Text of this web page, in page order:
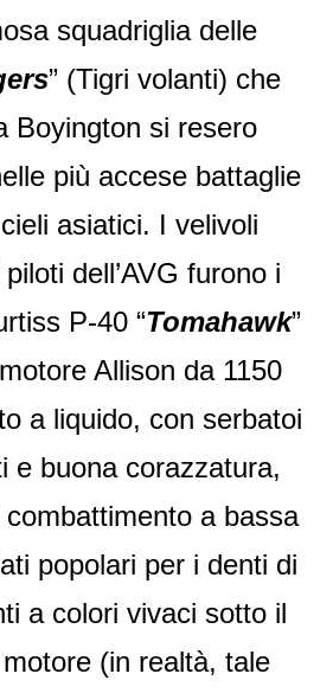
squadriglia delle
” (Tigri volanti) che
Boyington si resero
più accese battaglie
asiatici. I velivoli
dell’AVG furono i
P-40 “Tomahawk”
Allison da 1150
a liquido, con serbatoi
e buona corazzatura,
a bassa
popolari per i denti di
a colori vivaci sotto il
(in realtà, tale